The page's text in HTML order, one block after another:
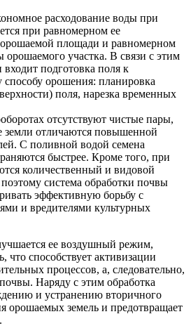
расходование воды при
при равномерном ее
орошаемой площади и равномерном
участка. В связи с этим
входит подготовка поля к
способу орошения: планировка
поля, нарезка временных
отсутствуют чистые пары,
земли отличаются повышенной
С поливной водой семена
быстрее. Кроме того, при
количественный и видовой
система обработки почвы
эффективную борьбу с
и вредителями культурных
ее воздушный режим,
что способствует активизации
процессов, а, следовательно,
Наряду с этим обработка
и устранению вторичного
орошаемых земель и предотвращает